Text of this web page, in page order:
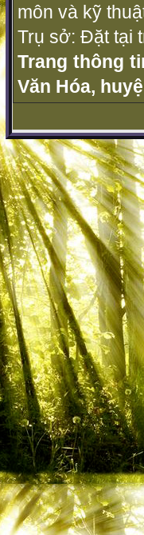
môn và kỹ
Trụ sở: Đặt tại
Trang thông
Văn Hóa,